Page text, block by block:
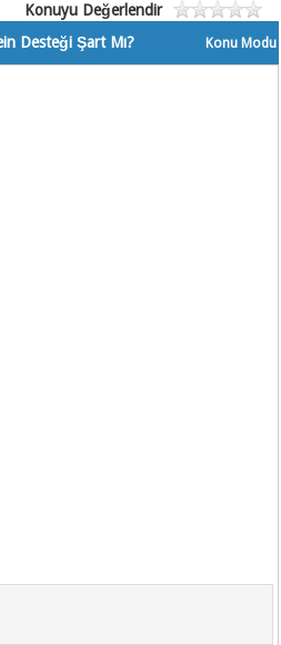
Konuyu Değerlendir
Konu Modu
Desteği Şart Mı?